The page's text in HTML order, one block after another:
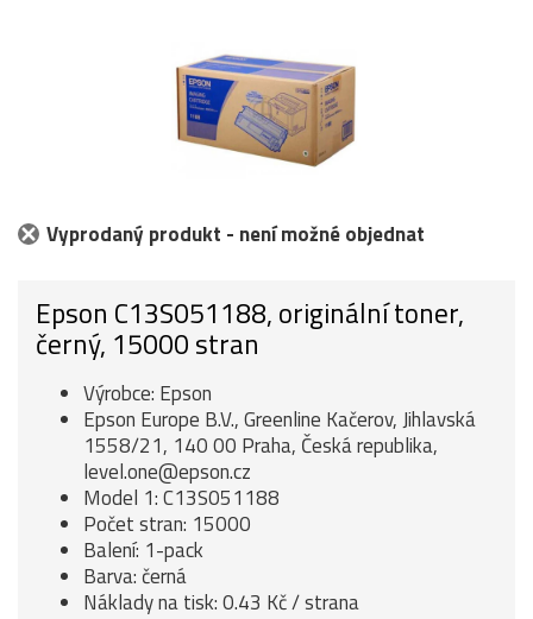
Vyprodaný produkt - není možné objednat
Epson C13S051188, originální toner,
černý, 15000 stran
Výrobce: Epson
Epson Europe B.V., Greenline Kačerov, Jihlavská
1558/21, 140 00 Praha, Česká republika,
level.one@epson.cz
Model 1: C13S051188
Počet stran: 15000
Balení: 1-pack
Barva: černá
Náklady na tisk: 0.43 Kč / strana